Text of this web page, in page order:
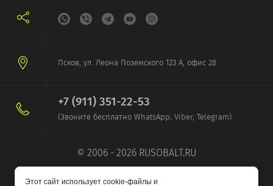
Псков, ул. Леона Поземского 123 А, офис 28
+7 (911) 351-22-53
(Звоните бесплатно WhatsApp, Viber, Telegram)
© 2006 - 2026 RUSOBALT.RU
Этот сайт использует cookie-файлы и